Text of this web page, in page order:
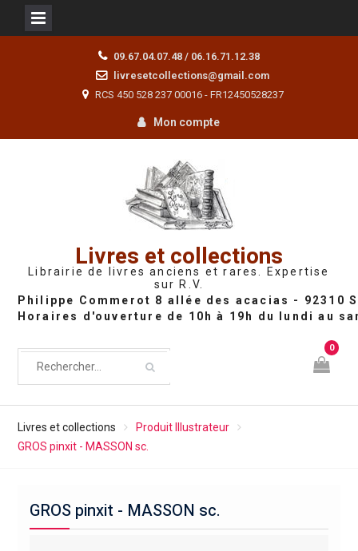
09.67.04.07.48 / 06.16.71.12.38
livresetcollections@gmail.com
RCS 450 528 237 00016 - FR12450528237
Mon compte
Livres et collections
Librairie de livres anciens et rares. Expertise
sur R.V.
0
Livres et collections
Produit Illustrateur
GROS pinxit - MASSON sc.
GROS pinxit - MASSON sc.